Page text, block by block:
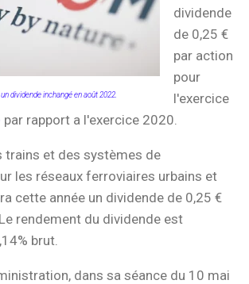
dividende inchangé en août 2022.
dividende
de 0,25 €
par action
pour
l'exercice
par rapport a l'exercice 2020.
trains et des systèmes de
les réseaux ferroviaires urbains et
cette année un dividende de 0,25 €
rendement du dividende est
brut.
dans sa séance du 10 mai